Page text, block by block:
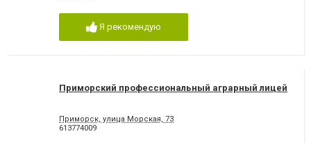
Я рекомендую
Приморский профессиональный аграрный лицей
Приморск, улица Морская, 73
613774009